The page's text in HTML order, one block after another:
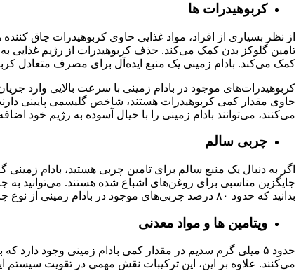
کربوهیدرات ها
از نظر بسیاری از افراد، مواد غذایی حاوی کربوهیدرات چاق
تامین گلوکز بدن کمک می‌کند. حذف کربوهیدرات از رژیم غذایی
کمک می‌کند. بادام زمینی یک منبع ایده‌آل برای مصرف متعادل
حاوی مقدار کمی کربوهیدرات هستند، شاخص گلیسمی پایینی دارند.
می‌کنند، می‌توانند بادام زمینی را با خیال آسوده به رژیم خود
چربی سالم
جایگزین مناسبی برای روغن‌های اشباع شده هستند. می‌توانید
بدانید که حدود ۸۰ درصد چربی‌های موجود در بادام زمینی از نوع چربی‌های غیر اشباع است. این چربی‌ها تاثیر بسیار زیادی بر سلامت قلب دارند و از انسداد رگ‌های قلبی جلوگیری می‌کنند.
ویتامین ها و مواد معدنی
حدود ۵ میلی گرم سدیم در مقدار کمی بادام زمینی وجود
می‌کنند. علاوه بر این، این ترکیبات نقش مهمی در تقویت سیستم